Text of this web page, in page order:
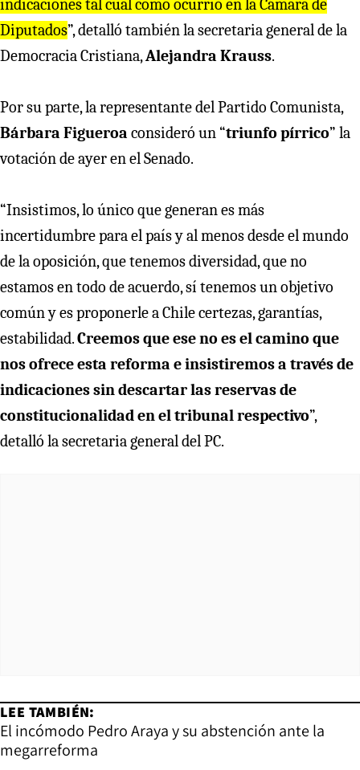
indicaciones tal cual como ocurrió en la Cámara de
Diputados”, detalló también la secretaria general de la
Democracia Cristiana,Alejandra Krauss.
Por su parte, la representante del Partido Comunista,
Bárbara Figueroa consideró un “triunfo pírrico” la
votación de ayer en el Senado.
“Insistimos, lo único que generan es más
incertidumbre para el país y al menos desde el mundo
de la oposición, que tenemos diversidad, que no
estamos en todo de acuerdo, sí tenemos un objetivo
común y es proponerle a Chile certezas, garantías,
estabilidad.Creemos que ese no es el camino que
nos ofrece esta reforma e insistiremos a través de
indicaciones sin descartar las reservas de
constitucionalidad en el tribunal respectivo”,
detalló la secretaria general del PC.
LEE TAMBIÉN:
El incómodo Pedro Araya y su abstención ante la
megarreforma